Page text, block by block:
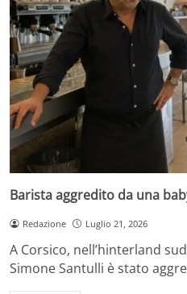
Barista aggredito da una
Redazione Luglio 21, 2026
A Corsico, nell’hinterland
Simone Santulli è stato